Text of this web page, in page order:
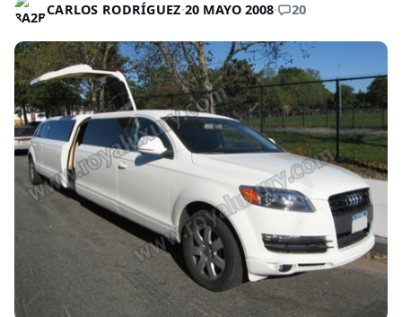
CARLOS RODRÍGUEZ·20 MAYO 2008· 20